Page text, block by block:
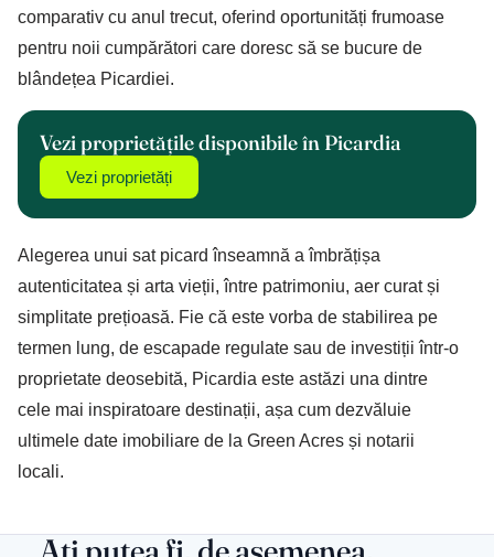
comparativ cu anul trecut, oferind oportunități frumoase
pentru noii cumpărători care doresc să se bucure de
blândețea Picardiei.
Vezi proprietățile disponibile în Picardia
Vezi proprietăți
Alegerea unui sat picard înseamnă a îmbrățișa
autenticitatea și arta vieții, între patrimoniu, aer curat și
simplitate prețioasă. Fie că este vorba de stabilirea pe
termen lung, de escapade regulate sau de investiții într-o
proprietate deosebită, Picardia este astăzi una dintre
cele mai inspiratoare destinații, așa cum dezvăluie
ultimele date imobiliare de la Green Acres și notarii
locali.